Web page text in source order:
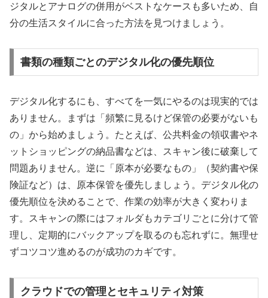
ジタルとアナログの併用がベストなケースも多いため、自
分の生活スタイルに合った方法を見つけましょう。
書類の種類ごとのデジタル化の優先順位
デジタル化するにも、すべてを一気にやるのは現実的では
ありません。まずは「頻繁に見るけど保管の必要がないも
の」から始めましょう。たとえば、公共料金の領収書やネ
ットショッピングの納品書などは、スキャン後に破棄して
問題ありません。逆に「原本が必要なもの」（契約書や保
険証など）は、原本保管を優先しましょう。デジタル化の
優先順位を決めることで、作業の効率が大きく変わりま
す。スキャンの際にはフォルダもカテゴリごとに分けて管
理し、定期的にバックアップを取るのも忘れずに。無理せ
ずコツコツ進めるのが成功のカギです。
クラウドでの管理とセキュリティ対策